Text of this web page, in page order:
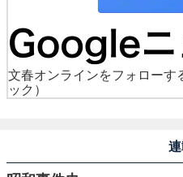
文春オンラインをフォローす
ック）